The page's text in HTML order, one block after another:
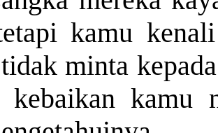
kamu
minta
kebaikan kamu